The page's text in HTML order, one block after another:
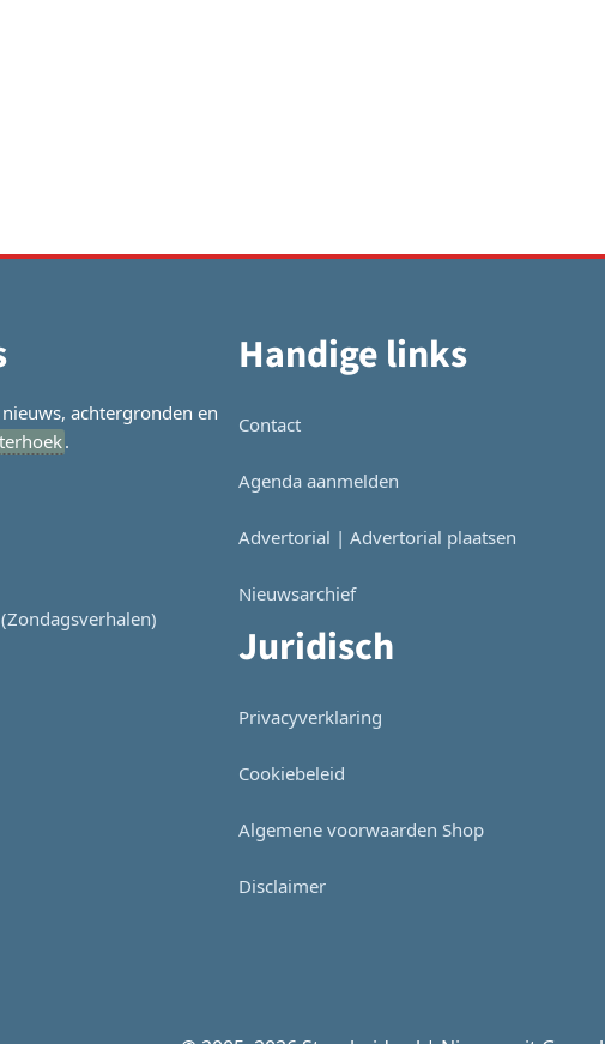
achtergronden en
.
Handige links
Contact
Agenda aanmelden
Advertorial | Advertorial plaatsen
Nieuwsarchief
Juridisch
Privacyverklaring
Cookiebeleid
Algemene voorwaarden Shop
Disclaimer